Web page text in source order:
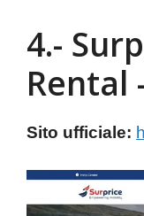
4.-
Rental
Sito ufficiale: